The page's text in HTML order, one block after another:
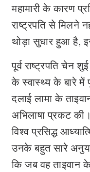
महामारी के कारण
राष्ट्रपति से मिलने
थोड़ा सुधार हुआ है,
पूर्व राष्ट्रपति चेन
के स्वास्थ्य के बारे
दलाई लामा के
अभिलाषा प्रकट
विश्व प्रसिद्ध
उनके बहुत सारे
कि जब वह ताइवान के